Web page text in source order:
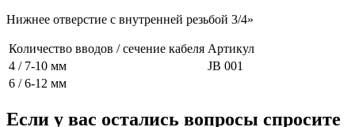
Нижнее отверстие с внутренней резьбой 3/4»
Количество вводов / сечение кабеля Артикул
4 / 7-10 мм
JB 001
6 / 6-12 мм
Если у вас остались вопросы спросите